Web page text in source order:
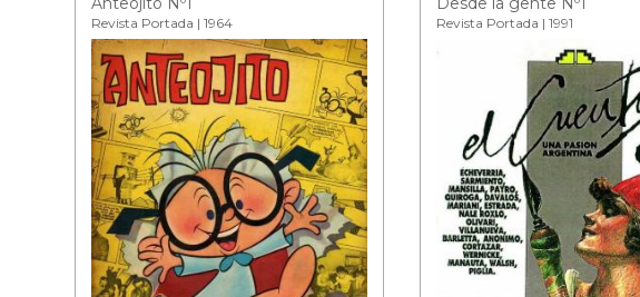
Revista Portada | 1964 Revista Portada | 1991